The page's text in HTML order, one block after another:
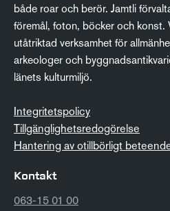
både roar och berör. Jamtli
föremål, foton, böcker och konst.
utåtriktad verksamhet för
arkeologer och
länets kulturmiljö.
Integritetspolicy
Tillgänglighetsredogörelse
Hantering av otillbörligt
Kontakt
063-15 01 00